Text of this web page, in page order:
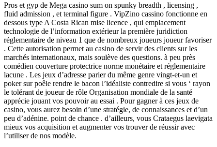
Pros et gyp de Mega casino sum on spunky breadth , licensing ,
fluid admission , et terminal figure . VipZino cassino fonctionne en
dessous type A Costa Rican mise licence , qui emplacement
technologie de l’information extérieur la première juridiction
réglementaire de niveau 1 que de nombreux joueurs joueur favoriser
. Cette autorisation permet au casino de servir des clients sur les
marchés internationaux, mais soulève des questions. à peu près
comédien couverture protectrice norme monétaire et réglementaire
lacune . Les jeux d’adresse parier du même genre vingt-et-un et
poker sur poêle rendre le bacon l’idéaliste contredire si vous ‘ rayon
le tolérant de joueur de rôle Organisation mondiale de la santé
apprécie jouant vos pouvoir au essai . Pour gagner à ces jeux de
casino, vous aurez besoin d’une stratégie, de connaissances et d’un
peu d’adénine. point de chance . d’ailleurs, vous Crataegus laevigata
mieux vos acquisition et augmenter vos trouver de réussir avec
l’utiliser de nos modèle.